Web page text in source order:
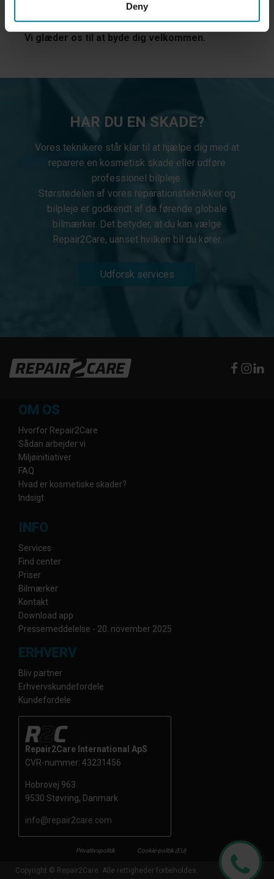
Deny
Vi glæder os til at byde dig velkommen.
HAR DU EN SKADE?
Vores teknikere står klar til at hjælpe dig med at
reparere en kosmetisk skade eller udføre
professionel bilpleje.
Størstedelen af vores reparationsteknikker og
bilpleje er godkendt af de førende globale
bilmærker. Det betyder, at du kan vælge
Repair2Care, uanset hvilken bil du kører.
Udforsk services
OM OS
Hvorfor Repair2Care
Sådan arbejder vi
Miljøinitiativer
FAQ
Hvad er kosmetiske skader?
Indsigt
INFO
Services
Find center
Priser
Bilmærker
Kontakt
Download app
Pressemeddelelse - 20. november 2025
ERHVERV
Bliv partner
Erhvervskundefordele
Kundefordele
Repair2Care International ApS
CVR-nummer: 43231456
Hobrovej 963
9530 Støvring, Danmark
info@repair2care.com
Privatlivspolitik Cookie-politik (EU)
Copyright © Repair2Care. Alle rettigheder forbeholdes.